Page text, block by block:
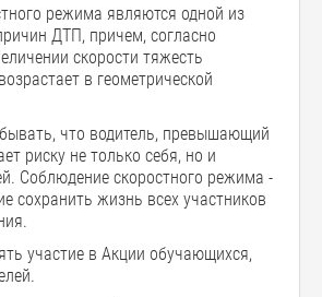
режима являются одной из
ДТП, причем, согласно
скорости тяжесть
в геометрической
что водитель, превышающий
риску не только себя, но и
Соблюдение скоростного режима -
сохранить жизнь всех участников
участие в Акции обучающихся,